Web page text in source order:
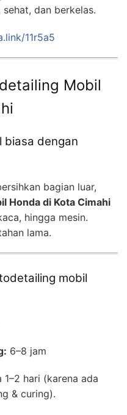
dan berkelas.
11r5a5
Mobil
biasa dengan
bagian luar,
Honda di Kota Cimahi
hingga mesin.
lama.
mobil
6–8 jam
1–2 hari (karena ada
& curing).